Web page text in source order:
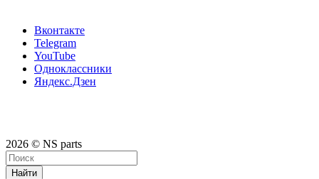
Вконтакте
Telegram
YouTube
Одноклассники
Яндекс.Дзен
2026 © NS parts
Найти